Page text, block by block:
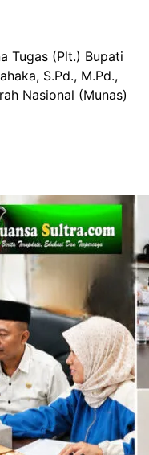
Tugas (Plt.) Bupati
S.Pd., M.Pd.,
Nasional (Munas)